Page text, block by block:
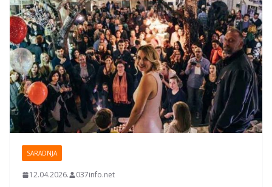
SARADNJA
12.04.2026. 037info.net